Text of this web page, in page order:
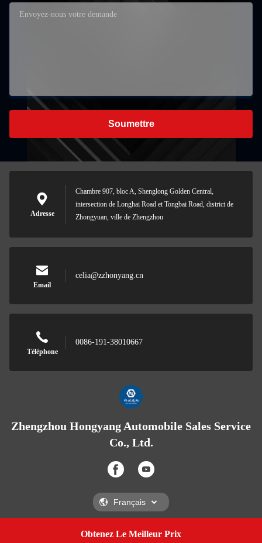
Obtenez Le Meilleur Prix
Soumettre
Adresse
Chambre 907, bloc A, Shenglong Golden Central,
intersection de Longhai Road et Tongbai Road, district de
Zhongyuan, ville de Zhengzhou
Email
celia@zzhonyang.cn
Téléphone
0086-191-38010667
Zhengzhou Hongyang Automobile Sales Service
Co., Ltd.
Zhengzhou Hongyang Automobile Sales Service Co., Ltd.
Get A Quote